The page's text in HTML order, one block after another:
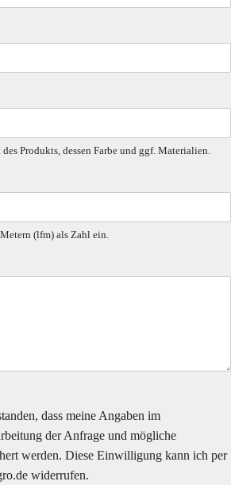
Produkts, dessen Farbe und ggf. Materialien.
(lfm) als Zahl ein.
dass meine Angaben im
der Anfrage und mögliche
werden. Diese Einwilligung kann ich per
widerrufen.